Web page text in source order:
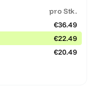
pro Stk.
€36.49
€22.49
€20.49